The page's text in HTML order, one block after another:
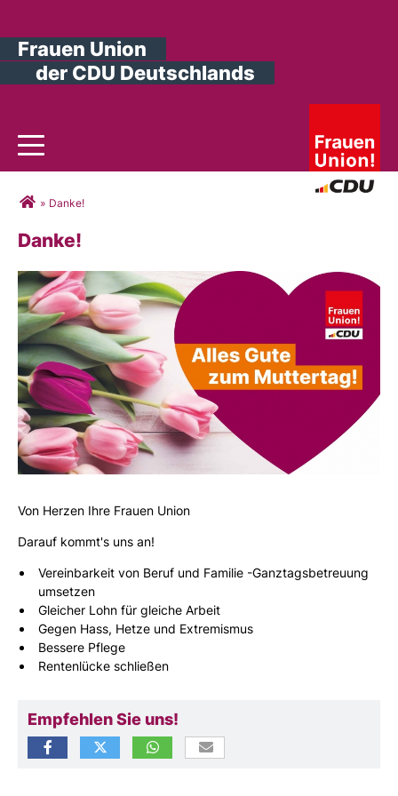
Frauen Union
der CDU Deutschlands
Toggle navigation
Sie sind hier
» Danke!
Danke!
Von Herzen Ihre Frauen Union
Darauf kommt's uns an!
Vereinbarkeit von Beruf und Familie -Ganztagsbetreuung
umsetzen
Gleicher Lohn für gleiche Arbeit
Gegen Hass, Hetze und Extremismus
Bessere Pflege
Rentenlücke schließen
Empfehlen Sie uns!